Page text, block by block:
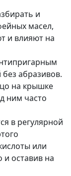
и
масел,
и влияют на
абразивов.
на крышке
ним часто
в регулярной
или
и оставив на